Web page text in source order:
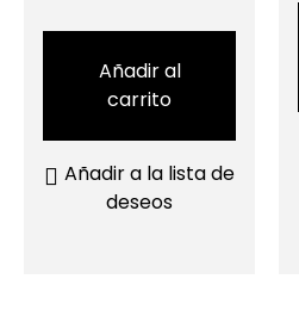
Añadir al
carrito
Añadir a la lista de
deseos